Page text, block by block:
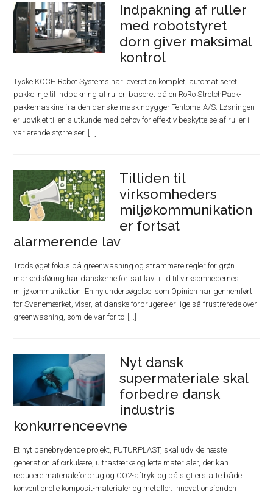
Indpakning af ruller
med robotstyret
dorn giver maksimal
kontrol
Tyske KOCH Robot Systems har leveret en komplet, automatiseret
pakkelinje til indpakning af ruller, baseret på en RoRo StretchPack-
pakkemaskine fra den danske maskinbygger Tentoma A/S. Løsningen
er udviklet til en slutkunde med behov for effektiv beskyttelse af ruller i
varierende størrelser
Tilliden til
virksomheders
miljøkommunikation
er fortsat
alarmerende lav
Trods øget fokus på greenwashing og strammere regler for grøn
markedsføring har danskerne fortsat lav tillid til virksomhedernes
miljøkommunikation. En ny undersøgelse, som Opinion har gennemført
for Svanemærket, viser, at danske forbrugere er lige så frustrerede over
greenwashing, som de var for to
Nyt dansk
supermateriale skal
forbedre dansk
industris
konkurrenceevne
Et nyt banebrydende projekt, FUTURPLAST, skal udvikle næste
generation af cirkulære, ultrastærke og lette materialer, der kan
reducere materialeforbrug og CO2-aftryk, og på sigt erstatte både
konventionelle komposit-materialer og metaller. Innovationsfonden